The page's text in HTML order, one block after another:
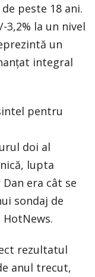
peste 18 ani.
3,2% la un nivel
un
integral
pentru
doi al
lupta
era cât se
sondaj de
rezultatul
anul trecut,